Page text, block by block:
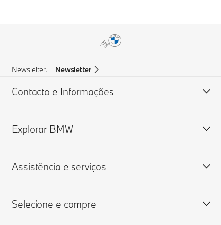
Newsletter. Newsletter
Contacto e Informações
Apoio ao cliente
Assistência em caso de acidente
Pesquisar um concessionário
Explorar BMW
Sobre nós
Grupo BMW
Assistência e serviços
Marcação de Serviço
Selecione e compre